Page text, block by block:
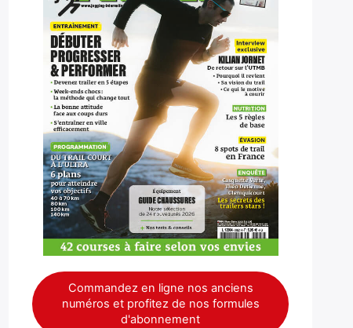
Commandez en ligne nos anciens
numéros et profitez de nos formules
d'abonnement